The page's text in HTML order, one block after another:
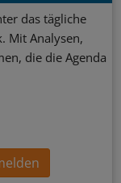
das tägliche
Mit Analysen,
die die Agenda